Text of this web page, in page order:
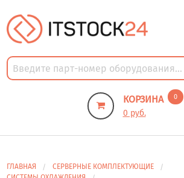
КОРЗИНА 0
0 руб.
ГЛАВНАЯ
СЕРВЕРНЫЕ КОМПЛЕКТУЮЩИЕ